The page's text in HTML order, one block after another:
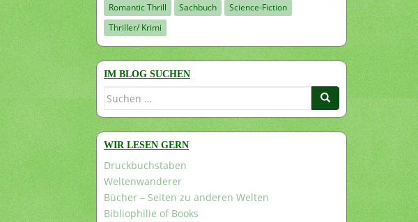
Romantic Thrill
Sachbuch
Science-Fiction
Thriller/ Krimi
IM BLOG SUCHEN
Suchen
WIR LESEN GERN
Druckbuchstaben
Weltenwanderer
Bücher – Seiten zu anderen Welten
Bibliophilie of Books